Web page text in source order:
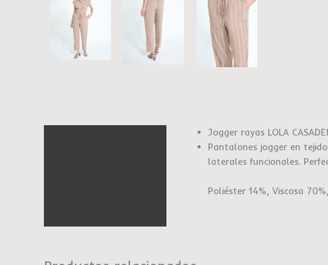
Jogger rayas LOLA
Pantalones jogger en
laterales funcionales.
Poliéster 14%, Viscosa